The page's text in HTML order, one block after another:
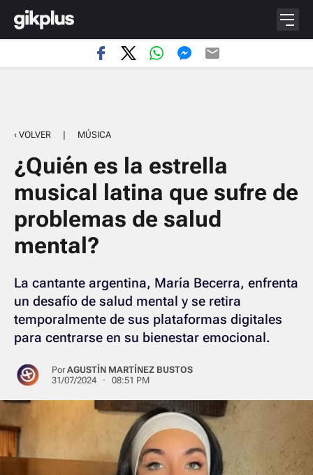
‹ VOLVER | MÚSICA
¿Quién es la estrella
musical latina que sufre de
problemas de salud
mental?
La cantante argentina, María Becerra, enfrenta
un desafío de salud mental y se retira
temporalmente de sus plataformas digitales
para centrarse en su bienestar emocional.
PorAGUSTÍN MARTÍNEZ BUSTOS
31/07/2024 · 08:51 PM